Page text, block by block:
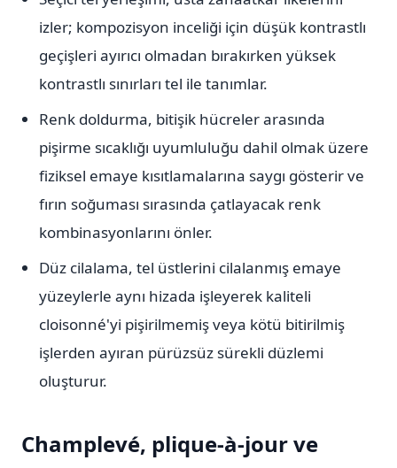
izler; kompozisyon inceliği için düşük kontrastlı
geçişleri ayırıcı olmadan bırakırken yüksek
kontrastlı sınırları tel ile tanımlar.
Renk doldurma, bitişik hücreler arasında
pişirme sıcaklığı uyumluluğu dahil olmak üzere
fiziksel emaye kısıtlamalarına saygı gösterir ve
fırın soğuması sırasında çatlayacak renk
kombinasyonlarını önler.
Düz cilalama, tel üstlerini cilalanmış emaye
yüzeylerle aynı hizada işleyerek kaliteli
cloisonné'yi pişirilmemiş veya kötü bitirilmiş
işlerden ayıran pürüzsüz sürekli düzlemi
oluşturur.
Champlevé, plique-à-jour ve